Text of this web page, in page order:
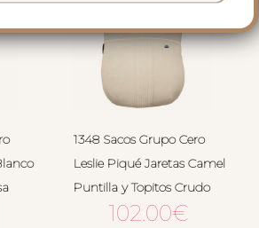
1348 Sacos Grupo Cero
Leslie Piqué Jaretas Camel
Puntilla y Topitos Crudo
102.00€